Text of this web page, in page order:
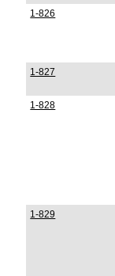
1-826
1-827
1-828
1-829